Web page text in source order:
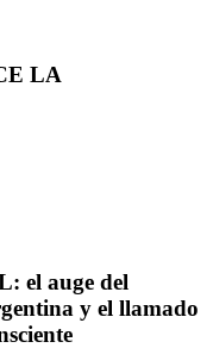
LA
el auge del
y el llamado